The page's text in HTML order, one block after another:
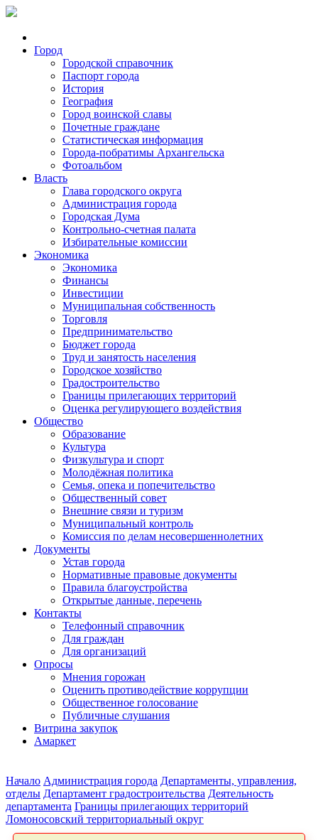
Город
Городской справочник
Паспорт города
История
География
Город воинской славы
Почетные граждане
Статистическая информация
Города-побратимы Архангельска
Фотоальбом
Власть
Глава городского округа
Администрация города
Городская Дума
Контрольно-счетная палата
Избирательные комиссии
Экономика
Экономика
Финансы
Инвестиции
Муниципальная собственность
Торговля
Предпринимательство
Бюджет города
Труд и занятость населения
Городское хозяйство
Градостроительство
Границы прилегающих территорий
Оценка регулирующего воздействия
Общество
Образование
Культура
Физкультура и спорт
Молодёжная политика
Семья, опека и попечительство
Общественный совет
Внешние связи и туризм
Муниципальный контроль
Комиссия по делам несовершеннолетних
Документы
Устав города
Нормативные правовые документы
Правила благоустройства
Открытые данные, перечень
Контакты
Телефонный справочник
Для граждан
Для организаций
Опросы
Мнения горожан
Оценить противодействие коррупции
Общественное голосование
Публичные слушания
Витрина закупок
Амаркет
Начало Администрация города Департаменты, управления,
отделы Департамент градостроительства Деятельность
департамента Границы прилегающих территорий
Ломоносовский территориальный округ